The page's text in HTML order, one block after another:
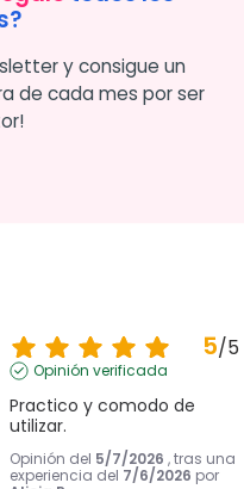
y consigue un
de cada mes por ser
5/5
Opinión verificada
Practico y comodo de
utilizar.
Opinión del 5/7/2026 , tras una
experiencia del 7/6/2026 por